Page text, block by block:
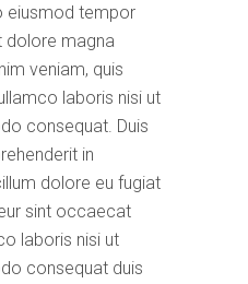
eiusmod tempor
dolore magna
veniam, quis
laboris nisi ut
consequat. Duis
in
dolore eu fugiat
sint occaecat
laboris nisi ut
consequat duis